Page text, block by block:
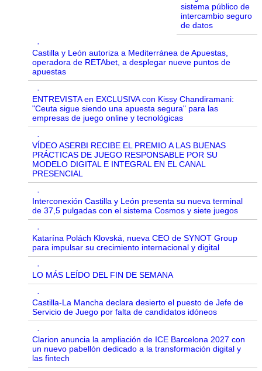
sistema público de
intercambio seguro
de datos
·
Castilla y León autoriza a Mediterránea de Apuestas,
operadora de RETAbet, a desplegar nueve puntos de
apuestas
·
ENTREVISTA en EXCLUSIVA con Kissy Chandiramani:
"Ceuta sigue siendo una apuesta segura" para las
empresas de juego online y tecnológicas
·
VÍDEO ASERBI RECIBE EL PREMIO A LAS BUENAS
PRÁCTICAS DE JUEGO RESPONSABLE POR SU
MODELO DIGITAL E INTEGRAL EN EL CANAL
PRESENCIAL
·
Interconexión Castilla y León presenta su nueva terminal
de 37,5 pulgadas con el sistema Cosmos y siete juegos
·
Katarína Polách Klovská, nueva CEO de SYNOT Group
para impulsar su crecimiento internacional y digital
·
LO MÁS LEÍDO DEL FIN DE SEMANA
·
Castilla-La Mancha declara desierto el puesto de Jefe de
Servicio de Juego por falta de candidatos idóneos
·
Clarion anuncia la ampliación de ICE Barcelona 2027 con
un nuevo pabellón dedicado a la transformación digital y
las fintech